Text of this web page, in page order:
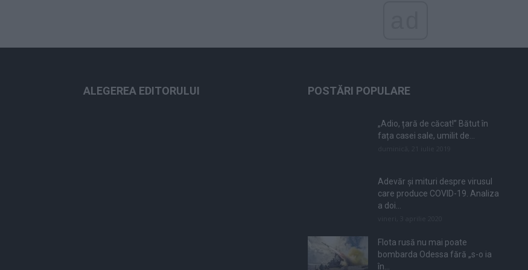
ALEGEREA EDITORULUI POSTĂRI POPULARE
„Adio, țară de căcat!” Bătut în
fața casei sale, umilit de...
Adevăr și mituri despre virusul
care produce COVID-19. Analiza
a doi...
Flota rusă nu mai poate
bombarda Odessa fără „s-o ia
în...